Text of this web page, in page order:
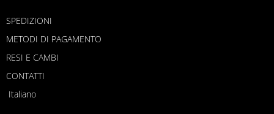
SPEDIZIONI
METODI DI PAGAMENTO
RESI E CAMBI
CONTATTI
Italiano